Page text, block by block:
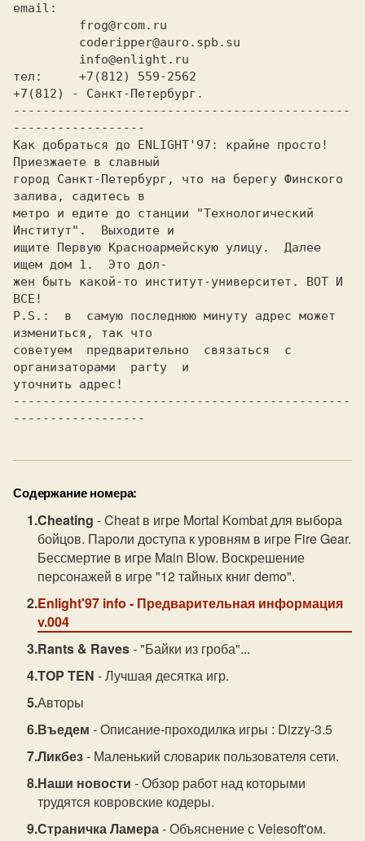
email:
тел:     +7(812) 559-2562
+7(812) - Санкт-Петеpбуpг.
----------------------------------------------
------------------
Как добраться до ENLIGHT'97: крайне просто!
Приезжаете в славный
город Санкт-Петербург, что на берегу Финского
залива, садитесь в
метро и едите до станции "Технологический
Институт".  Выходите и
ищите Первую Красноармейскую улицу.  Далее
ищем дом 1.  Это дол-
жен быть какой-то институт-университет. ВОТ И
ВСЕ!
P.S.:  в  самую последнюю минуту адрес может
измениться, так что
советуем  предварительно  связаться  с
организаторами  party  и
уточнить адрес!
----------------------------------------------
Содержание номера:
Cheating - Cheat в игре Mortal Kombat для выбора
бойцов. Пароли доступа к уровням в игре Fire Gear.
Бессмертие в игре Main Blow. Воскрешение
персонажей в игре "12 тайных книг demo".
Enlight'97 info - Предварительная информация
v.004
Rants & Raves- "Байки из гроба"...
TOP TEN - Лучшая десятка игр.
Авторы
Въедем - Описание-проходилка игры : Dizzy-3.5
Ликбез- Маленький словарик пользователя сети.
Наши новости - Обзор работ над которыми
трудятся ковровские кодеры.
Страничка Ламера- Объяснение с Velesoft'ом.